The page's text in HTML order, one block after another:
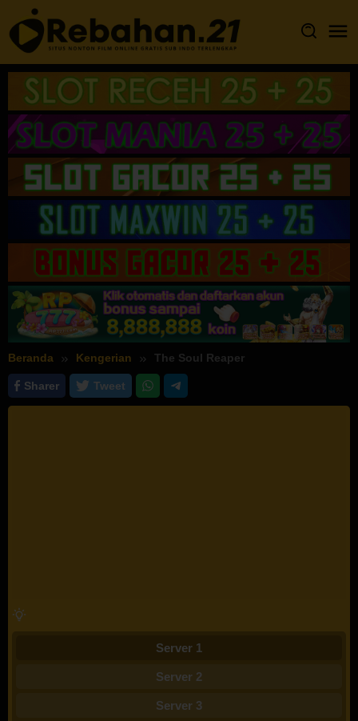
Loncat
ke
konten
Beranda Kengerian The Soul Reaper
Sharer Tweet
Server 1
Server 2
Server 3